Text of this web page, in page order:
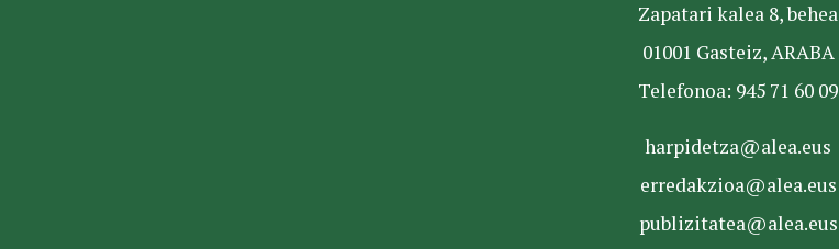
Zapatari kalea 8, behea
01001 Gasteiz, ARABA
Telefonoa: 945 71 60 09
harpidetza@alea.eus
erredakzioa@alea.eus
publizitatea@alea.eus